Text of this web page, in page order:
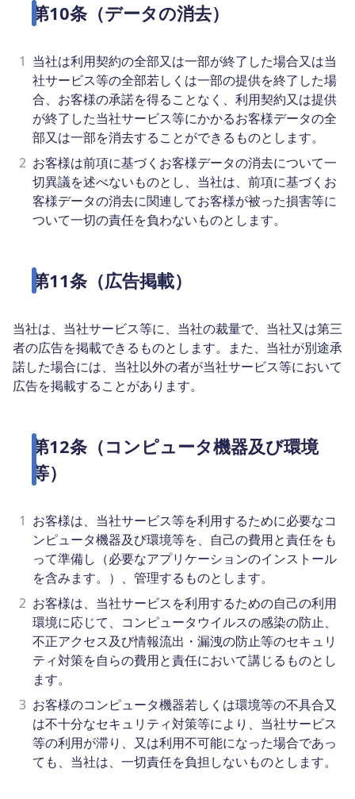
第10条（データの消去）
1 当社は利用契約の全部又は一部が終了した場合又は当
社サービス等の全部若しくは一部の提供を終了した場
合、お客様の承諾を得ることなく、利用契約又は提供
が終了した当社サービス等にかかるお客様データの全
部又は一部を消去することができるものとします。
2 お客様は前項に基づくお客様データの消去について一
切異議を述べないものとし、当社は、前項に基づくお
客様データの消去に関連してお客様が被った損害等に
ついて一切の責任を負わないものとします。
第11条（広告掲載）
当社は、当社サービス等に、当社の裁量で、当社又は第三
者の広告を掲載できるものとします。また、当社が別途承
諾した場合には、当社以外の者が当社サービス等において
広告を掲載することがあります。
第12条（コンピュータ機器及び環境
等）
1 お客様は、当社サービス等を利用するために必要なコ
ンピュータ機器及び環境等を、自己の費用と責任をも
って準備し（必要なアプリケーションのインストール
を含みます。）、管理するものとします。
2 お客様は、当社サービスを利用するための自己の利用
環境に応じて、コンピュータウイルスの感染の防止、
不正アクセス及び情報流出・漏洩の防止等のセキュリ
ティ対策を自らの費用と責任において講じるものとし
ます。
3 お客様のコンピュータ機器若しくは環境等の不具合又
は不十分なセキュリティ対策等により、当社サービス
等の利用が滞り、又は利用不可能になった場合であっ
ても、当社は、一切責任を負担しないものとします。